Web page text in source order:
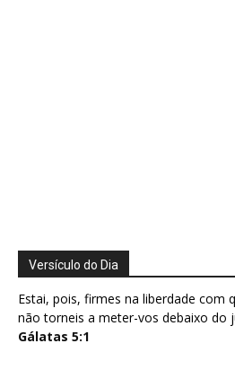
Versículo do Dia
Estai, pois, firmes na liberdade com
não torneis a meter-vos debaixo do
Gálatas 5:1